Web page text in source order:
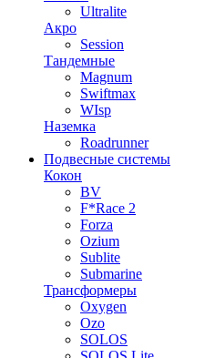
Ultralite
Акро
Session
Тандемные
Magnum
Swiftmax
WIsp
Наземка
Roadrunner
Подвесные системы
Кокон
BV
F*Race 2
Forza
Ozium
Sublite
Submarine
Трансформеры
Oxygen
Ozo
SOLOS